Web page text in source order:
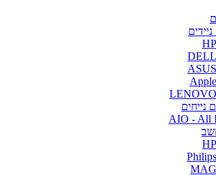
נייחים